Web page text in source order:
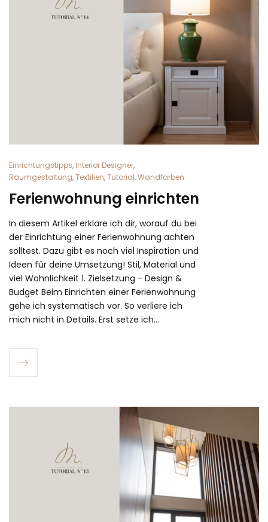
Einrichtungstipps, Interior Designer,
Raumgestaltung,Textilien,Tutorial,Wandfarben
Ferienwohnung einrichten
In diesem Artikel erkläre ich dir, worauf du bei
der Einrichtung einer Ferienwohnung achten
solltest. Dazu gibt es noch viel Inspiration und
Ideen für deine Umsetzung! Stil, Material und
viel Wohnlichkeit 1. Zielsetzung - Design &
Budget Beim Einrichten einer Ferienwohnung
gehe ich systematisch vor. So verliere ich
mich nicht in Details. Erst setze ich…